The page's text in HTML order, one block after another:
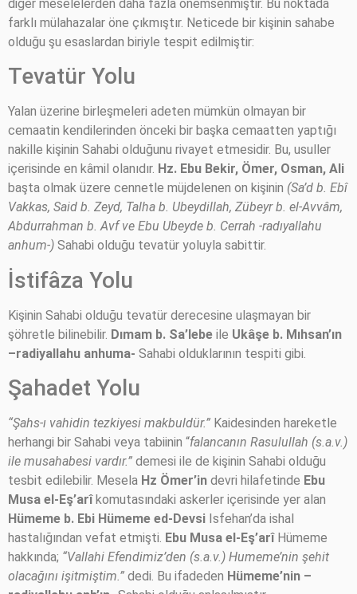
diğer meselelerden daha fazla önemsenmiştir. Bu noktada
farklı mülahazalar öne çıkmıştır. Neticede bir kişinin sahabe
olduğu şu esaslardan biriyle tespit edilmiştir:
Tevatür Yolu
Yalan üzerine birleşmeleri adeten mümkün olmayan bir
cemaatin kendilerinden önceki bir başka cemaatten yaptığı
nakille kişinin Sahabi olduğunu rivayet etmesidir. Bu, usuller
içerisinde en kâmil olanıdır. Hz. Ebu Bekir, Ömer, Osman, Ali
başta olmak üzere cennetle müjdelenen on kişinin (Sa’d b. Ebî
Vakkas, Said b. Zeyd, Talha b. Ubeydillah, Zübeyr b. el-Avvâm,
Abdurrahman b. Avf ve Ebu Ubeyde b. Cerrah -radıyallahu
anhum-) Sahabi olduğu tevatür yoluyla sabittir.
İstifâza Yolu
Kişinin Sahabi olduğu tevatür derecesine ulaşmayan bir
şöhretle bilinebilir. Dımam b. Sa’lebe ile Ukâşe b. Mıhsan’ın
–radiyallahu anhuma- Sahabi olduklarının tespiti gibi.
Şahadet Yolu
“Şahs-ı vahidin tezkiyesi makbuldür.” Kaidesinden hareketle
herhangi bir Sahabi veya tabiinin “falancanın Rasulullah (s.a.v.)
ile musahabesi vardır.” demesi ile de kişinin Sahabi olduğu
tesbit edilebilir. Mesela Hz Ömer’in devri hilafetinde Ebu
Musa el-Eş’arîkomutasındaki askerler içerisinde yer alan
Hümeme b. Ebi Hümeme ed-Devsi Isfehan’da ishal
hastalığından vefat etmişti. Ebu Musa el-Eş’arîHümeme
hakkında; “Vallahi Efendimiz’den (s.a.v.) Humeme’nin şehit
olacağını işitmiştim.” dedi. Bu ifadeden Hümeme’nin –